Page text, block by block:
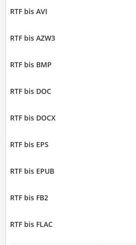
RTF bis AVI
RTF bis AZW3
RTF bis BMP
RTF bis DOC
RTF bis DOCX
RTF bis EPS
RTF bis EPUB
RTF bis FB2
RTF bis FLAC